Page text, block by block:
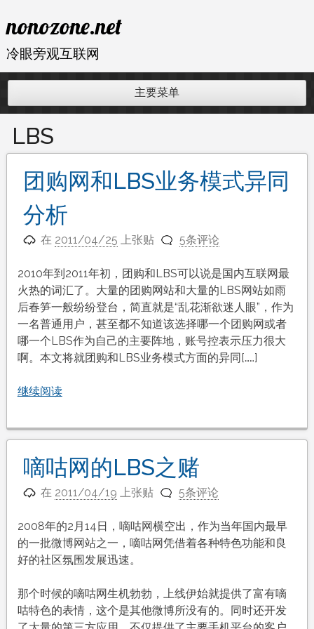
至
内
nonozone.net
冷眼旁观互联网
主要菜单
LBS
团购网和LBS业务模式异同
分析
在 2011/04/25 上张贴 5条评论
2010年到2011年初，团购和LBS可以说是国内互联网最
火热的词汇了。大量的团购网站和大量的LBS网站如雨
后春笋一般纷纷登台，简直就是“乱花渐欲迷人眼”，作为
一名普通用户，甚至都不知道该选择哪一个团购网或者
哪一个LBS作为自己的主要阵地，账号控表示压力很大
啊。本文将就团购和LBS业务模式方面的异同[……]
继续阅读
嘀咕网的LBS之赌
在 2011/04/19 上张贴 5条评论
2008年的2月14日，嘀咕网横空出，作为当年国内最早
的一批微博网站之一，嘀咕网凭借着各种特色功能和良
好的社区氛围发展迅速。
那个时候的嘀咕网生机勃勃，上线伊始就提供了富有嘀
咕特色的表情，这个是其他微博所没有的。同时还开发